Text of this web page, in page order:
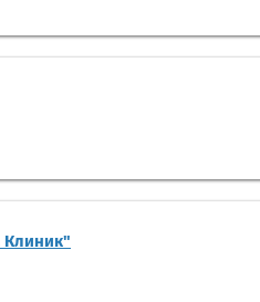
Клиник"